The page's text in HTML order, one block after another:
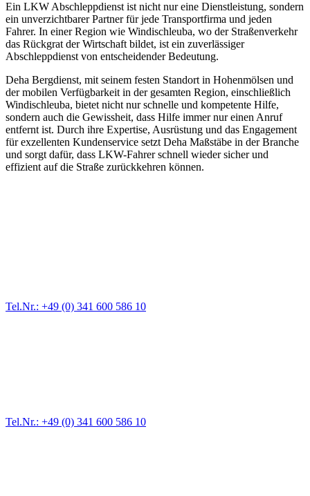
Ein LKW Abschleppdienst ist nicht nur eine Dienstleistung, sondern
ein unverzichtbarer Partner für jede Transportfirma und jeden
Fahrer. In einer Region wie Windischleuba, wo der Straßenverkehr
das Rückgrat der Wirtschaft bildet, ist ein zuverlässiger
Abschleppdienst von entscheidender Bedeutung.
Deha Bergdienst, mit seinem festen Standort in Hohenmölsen und
der mobilen Verfügbarkeit in der gesamten Region, einschließlich
Windischleuba, bietet nicht nur schnelle und kompetente Hilfe,
sondern auch die Gewissheit, dass Hilfe immer nur einen Anruf
entfernt ist. Durch ihre Expertise, Ausrüstung und das Engagement
für exzellenten Kundenservice setzt Deha Maßstäbe in der Branche
und sorgt dafür, dass LKW-Fahrer schnell wieder sicher und
effizient auf die Straße zurückkehren können.
Tel.Nr.: +49 (0) 341 600 586 10
Tel.Nr.: +49 (0) 341 600 586 10